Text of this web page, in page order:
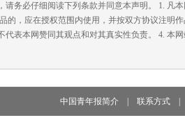
请务必仔细阅读下列条款并同意本声明。 1. 凡
的，应在授权范围内使用，并按双方协议注明
代表本网赞同其观点和对其真实性负责。 4. 本
中国青年报简介 联系方式